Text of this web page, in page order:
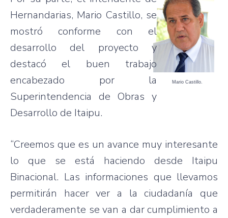
Mario Castillo.
Hernandarias, Mario Castillo, se
mostró conforme con el
desarrollo del proyecto y
destacó el buen trabajo
encabezado por la
Superintendencia de Obras y
Desarrollo de Itaipu.
“Creemos que es un avance muy interesante
lo que se está haciendo desde Itaipu
Binacional. Las informaciones que llevamos
permitirán hacer ver a la ciudadanía que
verdaderamente se van a dar cumplimiento a